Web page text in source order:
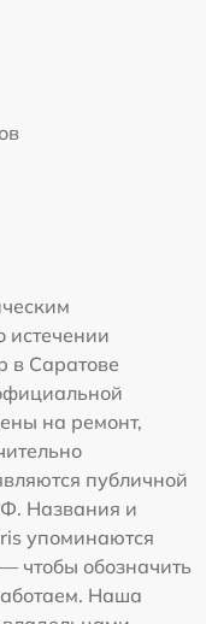
истечении
в Саратове
на ремонт,
публичной
Названия и
упоминаются
чтобы обозначить
Наша